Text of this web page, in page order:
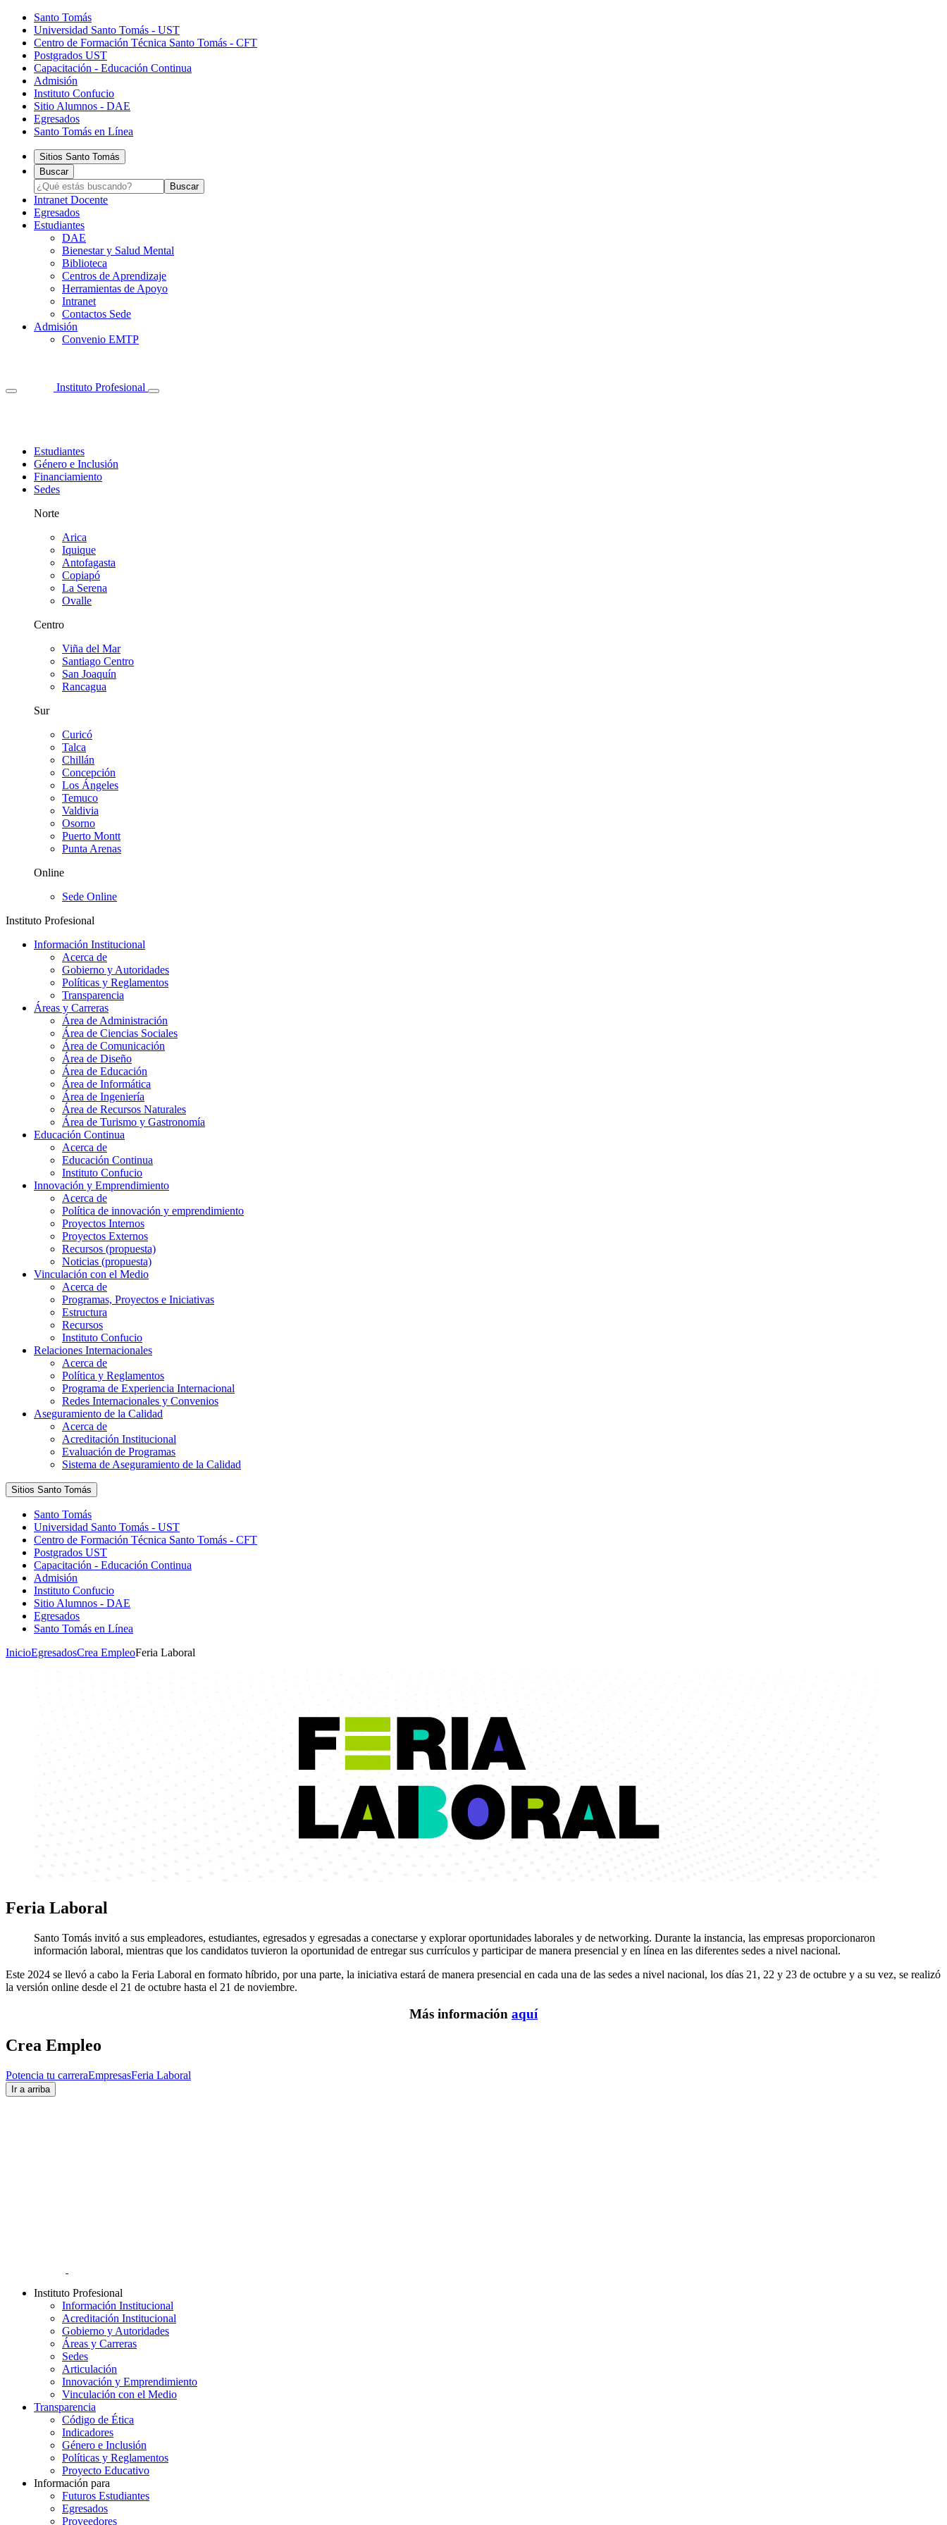
Santo Tomás
Universidad Santo Tomás - UST
Centro de Formación Técnica Santo Tomás - CFT
Postgrados UST
Capacitación - Educación Continua
Admisión
Instituto Confucio
Sitio Alumnos - DAE
Egresados
Santo Tomás en Línea
Sitios Santo Tomás
Buscar
Intranet Docente
Egresados
Estudiantes
DAE
Bienestar y Salud Mental
Biblioteca
Centros de Aprendizaje
Herramientas de Apoyo​
Intranet
Contactos Sede
Admisión
Convenio EMTP
Instituto Profesional
Estudiantes
Género e Inclusión
Financiamiento
Sedes
Norte
Arica
Iquique
Antofagasta
Copiapó
La Serena
Ovalle
Centro
Viña del Mar
Santiago Centro
San Joaquín
Rancagua
Sur
Curicó
Talca
Chillán
Concepción
Los Ángeles
Temuco
Valdivia
Osorno
Puerto Montt
Punta Arenas
Online
Sede Online
Instituto Profesional
Información Institucional
Acerca de
Gobierno y Autoridades​
Políticas y Reglamentos​
Transparencia
Áreas y Carreras
Área de Administración
Área de Ciencias Sociales
Área de Comunicación
Área de Diseño
Área de Educación
Área de Informática
Área de Ingeniería
Área de Recursos Naturales
Área de Turismo y Gastronomía
Educación Continua
Acerca de
Educación Continua
Instituto Confucio
Innovación y Emprendimiento
Acerca de
Política de innovación y emprendimiento
Proyectos Internos
Proyectos Externos
Recursos (propuesta)
Noticias (propuesta)
Vinculación con el Medio
Acerca de
Programas, Proyectos e Iniciativas
Estructura
Recursos
Instituto Confucio
Relaciones Internacionales
Acerca de
Política y Reglamentos
Programa de Experiencia Internacional
Redes Internacionales y Convenios
Aseguramiento de la Calidad
Acerca de
Acreditación Institucional
Evaluación de Programas
Sistema de Aseguramiento de la Calidad
Sitios Santo Tomás
Santo Tomás
Universidad Santo Tomás - UST
Centro de Formación Técnica Santo Tomás - CFT
Postgrados UST
Capacitación - Educación Continua
Admisión
Instituto Confucio
Sitio Alumnos - DAE
Egresados
Santo Tomás en Línea
InicioEgresadosCrea EmpleoFeria Laboral
Feria Laboral
Santo Tomás invitó a sus empleadores, estudiantes, egresados y egresadas a conectarse y explorar oportunidades laborales y de networking. Durante la instancia, las empresas proporcionaron
información laboral, mientras que los candidatos tuvieron la oportunidad de entregar sus currículos y participar de manera presencial y en línea en las diferentes sedes a nivel nacional.
Este 2024 se llevó a cabo la Feria Laboral en formato híbrido, por una parte, la iniciativa estará de manera presencial en cada una de las sedes a nivel nacional, los días 21, 22 y 23 de octubre y a su vez, se realizó
la versión online desde el 21 de octubre hasta el 21 de noviembre.
Más información aquí
Crea Empleo
Potencia tu carreraEmpresasFeria Laboral
Ir a arriba
Instituto Profesional
Información Institucional
Acreditación Institucional
Gobierno y Autoridades​
Áreas y Carreras
Sedes
Articulación
Innovación y Emprendimiento
Vinculación con el Medio
Transparencia
Código de Ética
Indicadores
Género e Inclusión
Políticas y Reglamentos​
Proyecto Educativo
Información para
Futuros Estudiantes
Egresados
Proveedores